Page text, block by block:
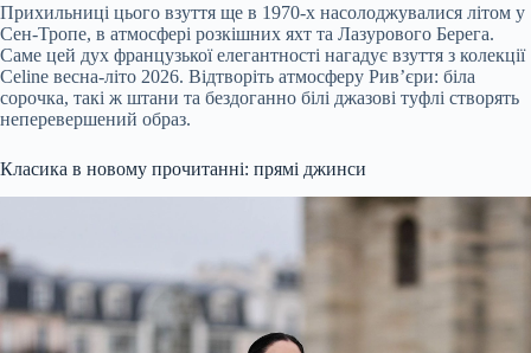
Прихильниці цього взуття ще в 1970-х насолоджувалися літом у
Сен-Тропе, в атмосфері розкішних яхт та Лазурового Берега.
Саме цей дух французької елегантності нагадує взуття з колекції
Celine весна-літо 2026. Відтворіть атмосферу Рив’єри: біла
сорочка, такі ж штани та бездоганно білі джазові туфлі створять
неперевершений образ.
Класика в новому прочитанні: прямі джинси